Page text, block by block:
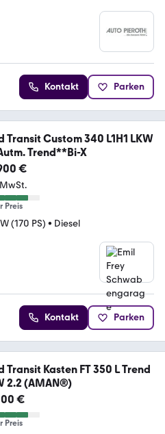
Kontakt Parken
Transit Custom 340 L1H1 LKW
Trend**Bi-X
€
Preis
(170 PS) • Diesel
Kontakt Parken
Transit Kasten FT 350 L Trend
2.2 (AMAN®)
€
Preis